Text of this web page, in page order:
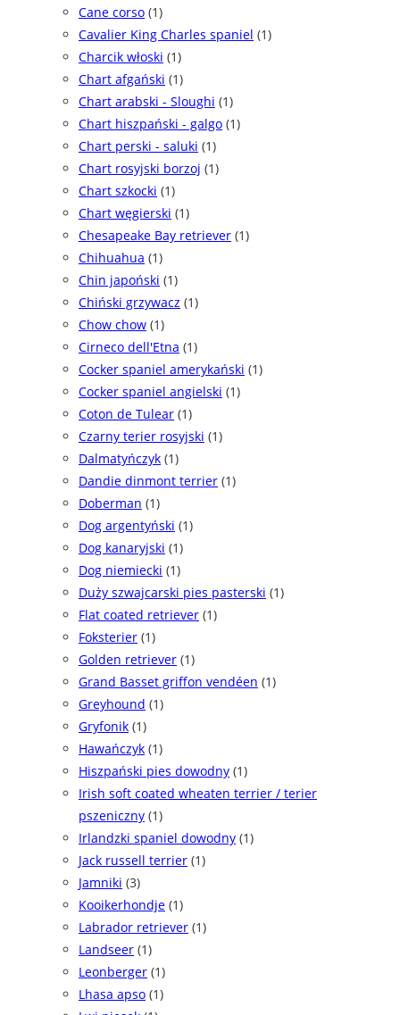
Cane corso (1)
Cavalier King Charles spaniel (1)
Charcik włoski (1)
Chart afgański (1)
Chart arabski - Sloughi (1)
Chart hiszpański - galgo (1)
Chart perski - saluki (1)
Chart rosyjski borzoj (1)
Chart szkocki (1)
Chart węgierski (1)
Chesapeake Bay retriever (1)
Chihuahua (1)
Chin japoński (1)
Chiński grzywacz (1)
Chow chow (1)
Cirneco dell'Etna (1)
Cocker spaniel amerykański (1)
Cocker spaniel angielski (1)
Coton de Tulear (1)
Czarny terier rosyjski (1)
Dalmatyńczyk (1)
Dandie dinmont terrier (1)
Doberman (1)
Dog argentyński (1)
Dog kanaryjski (1)
Dog niemiecki (1)
Duży szwajcarski pies pasterski (1)
Flat coated retriever (1)
Foksterier (1)
Golden retriever (1)
Grand Basset griffon vendéen (1)
Greyhound (1)
Gryfonik (1)
Hawańczyk (1)
Hiszpański pies dowodny (1)
Irish soft coated wheaten terrier / terier
pszeniczny (1)
Irlandzki spaniel dowodny (1)
Jack russell terrier (1)
Jamniki (3)
Kooikerhondje (1)
Labrador retriever (1)
Landseer (1)
Leonberger (1)
Lhasa apso (1)